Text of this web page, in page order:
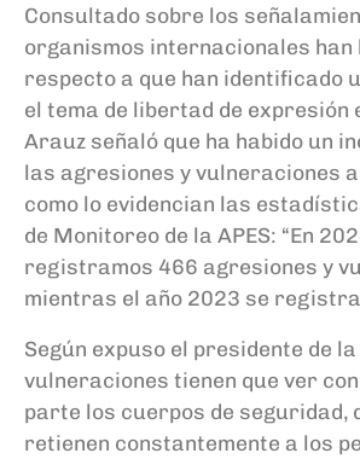
Consultado sobre los
organismos internacionales han
respecto a que han identificado
el tema de libertad de expresión
Arauz señaló que ha habido un
las agresiones y vulneraciones
como lo evidencian las
de Monitoreo de la APES: “En
registramos 466 agresiones y
mientras el año 2023 se
Según expuso el presidente de la
vulneraciones tienen que ver
parte los cuerpos de seguridad,
retienen constantemente a los